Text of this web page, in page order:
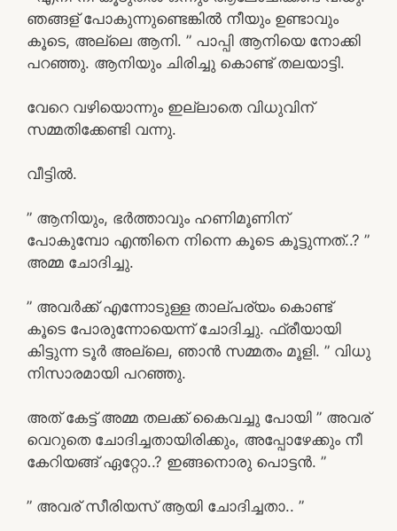
ഞങ്ങള് പോകുന്നുണ്ടെങ്കിൽ നീയും ഉണ്ടാവും
കൂടെ, അല്ലെ ആനി. ” പാപ്പി ആനിയെ നോക്കി
പറഞ്ഞു. ആനിയും ചിരിച്ചു കൊണ്ട് തലയാട്ടി.
വേറെ വഴിയൊന്നും ഇല്ലാതെ വിധുവിന്
സമ്മതിക്കേണ്ടി വന്നു.
വീട്ടിൽ.
” ആനിയും, ഭർത്താവും ഹണിമൂണിന്
പോകുമ്പോ എന്തിനെ നിന്നെ കൂടെ കൂട്ടുന്നത്..? ”
അമ്മ ചോദിച്ചു.
” അവർക്ക് എന്നോടുള്ള താല്പര്യം കൊണ്ട്
കൂടെ പോരുന്നോയെന്ന് ചോദിച്ചു. ഫ്രീയായി
കിട്ടുന്ന ടൂർ അല്ലെ, ഞാൻ സമ്മതം മൂളി. ” വിധു
നിസാരമായി പറഞ്ഞു.
അത് കേട്ട് അമ്മ തലക്ക് കൈവച്ചു പോയി ” അവര്
വെറുതെ ചോദിച്ചതായിരിക്കും, അപ്പോഴേക്കും നീ
കേറിയങ്ങ് ഏറ്റോ..? ഇങ്ങനൊരു പൊട്ടൻ. ”
” അവര് സീരിയസ് ആയി ചോദിച്ചതാ.. ”